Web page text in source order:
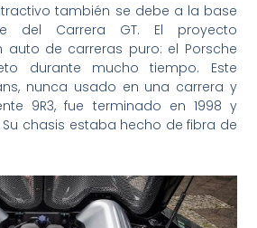
también se debe a la base
del Carrera GT. El proyecto
de carreras puro: el Porsche
durante mucho tiempo. Este
nunca usado en una carrera y
9R3, fue terminado en 1998 y
chasis estaba hecho de fibra de